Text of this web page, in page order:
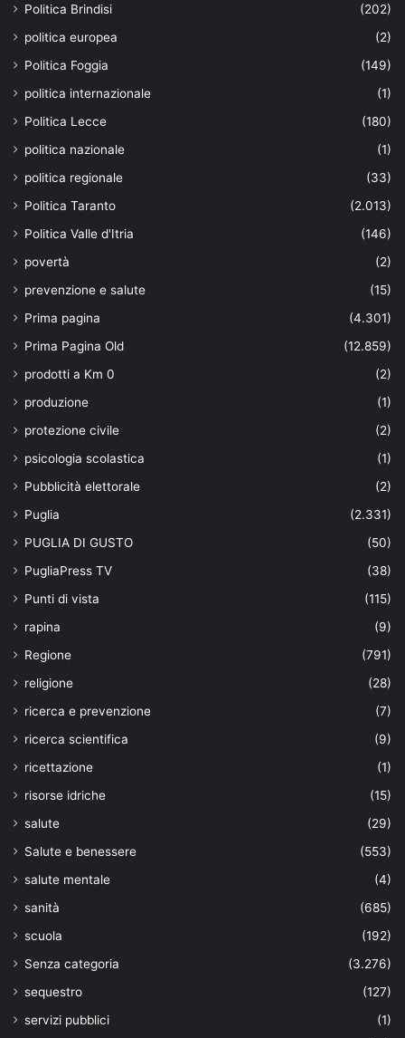
Politica Brindisi
(202)
politica europea
(2)
Politica Foggia
(149)
politica internazionale
(1)
Politica Lecce
(180)
politica nazionale
(1)
politica regionale
(33)
Politica Taranto
(2.013)
Politica Valle d'Itria
(146)
povertà
(2)
prevenzione e salute
(15)
Prima pagina
(4.301)
Prima Pagina Old
(12.859)
prodotti a Km 0
(2)
produzione
(1)
protezione civile
(2)
psicologia scolastica
(1)
Pubblicità elettorale
(2)
Puglia
(2.331)
PUGLIA DI GUSTO
(50)
PugliaPress TV
(38)
Punti di vista
(115)
rapina
(9)
Regione
(791)
religione
(28)
ricerca e prevenzione
(7)
ricerca scientifica
(9)
ricettazione
(1)
risorse idriche
(15)
salute
(29)
Salute e benessere
(553)
salute mentale
(4)
sanità
(685)
scuola
(192)
Senza categoria
(3.276)
sequestro
(127)
servizi pubblici
(1)